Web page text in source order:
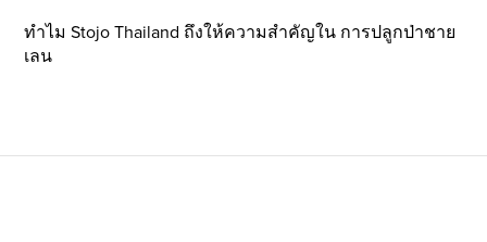
ทำไม Stojo Thailand ถึงให้ความสำคัญใน การปลูกป่าชาย
เลน